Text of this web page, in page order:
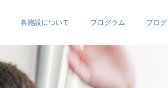
各施設について プログラム ブログ